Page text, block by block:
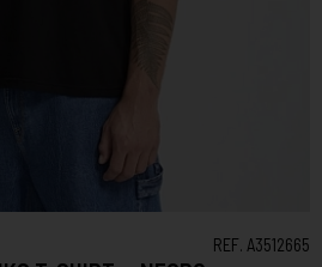
REF. A3512665